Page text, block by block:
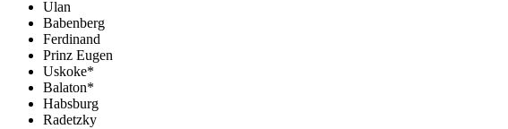
Ulan
Babenberg
Ferdinand
Prinz Eugen
Uskoke*
Balaton*
Habsburg
Radetzky